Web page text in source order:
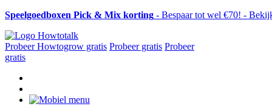
Speelgoedboxen Pick & Mix korting - Bespaar tot wel €70! -
Probeer Howtogrow gratis Probeer gratis Probeer
gratis